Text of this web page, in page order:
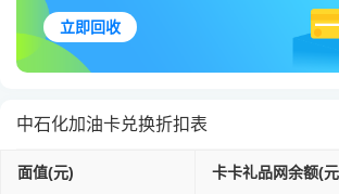
立即回收
中石化加油卡兑换折扣表
面值(元) 卡卡礼品网余额(